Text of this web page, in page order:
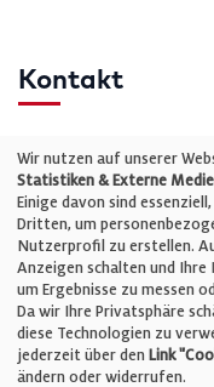
Kontakt
Telefon: +49 (0)711
E-Mail:
Unternehmen
Impressum
Wir nutzen auf unserer
Statistiken & Externe
Einige davon sind
Dritten, um
Nutzerprofil zu erstellen.
Anzeigen schalten und
um Ergebnisse zu messen
Da wir Ihre Privatsphäre
diese Technologien zu
jederzeit über den Link
ändern oder widerrufen.